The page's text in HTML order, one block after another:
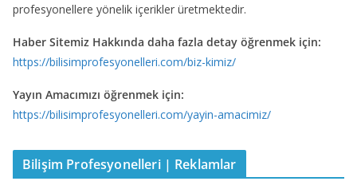
profesyonellere yönelik içerikler üretmektedir.
Haber Sitemiz Hakkında daha fazla detay öğrenmek için:
https://bilisimprofesyonelleri.com/biz-kimiz/
Yayın Amacımızı öğrenmek için:
https://bilisimprofesyonelleri.com/yayin-amacimiz/
Bilişim Profesyonelleri | Reklamlar